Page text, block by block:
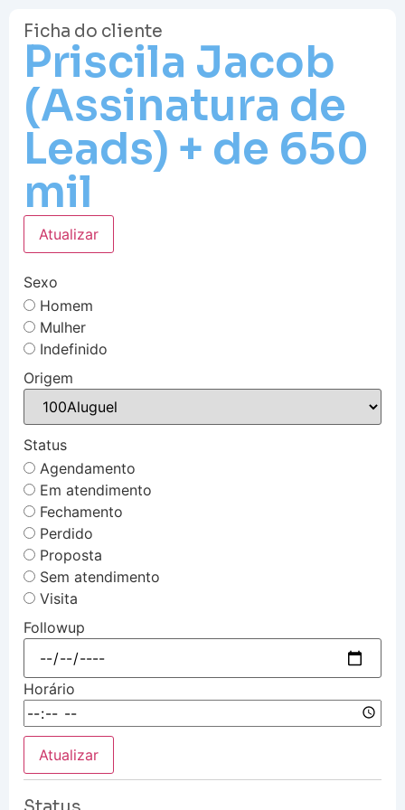
Ficha do cliente
Priscila Jacob
(Assinatura de
Leads) + de 650
mil
Atualizar
Sexo
Homem
Mulher
Indefinido
Origem
Status
Agendamento
Em atendimento
Fechamento
Perdido
Proposta
Sem atendimento
Visita
Followup
Horário
Atualizar